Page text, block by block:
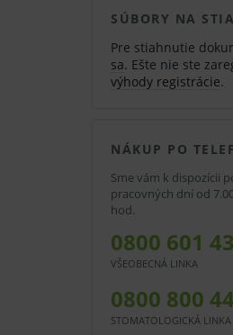
SÚBORY NA
Pre stiahnutie
sa. Ešte nie ste
výhody registrácie.
NÁKUP PO
Sme vám k dispozícii
pracovných dní od
hod.
0800 601
VŠEOBECNÁ LINKA
0800 800
STOMATOLOGICKÁ LINKA